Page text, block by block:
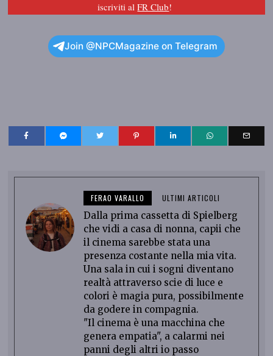
iscriviti alFR Club!
Join @NPCMagazine on Telegram
FERAO VARALLO ULTIMI ARTICOLI
Dalla prima cassetta di Spielberg
che vidi a casa di nonna, capii che
il cinema sarebbe stata una
presenza costante nella mia vita.
Una sala in cui i sogni diventano
realtà attraverso scie di luce e
colori è magia pura, possibilmente
da godere in compagnia.
"Il cinema è una macchina che
genera empatia", a calarmi nei
panni degli altri io passo